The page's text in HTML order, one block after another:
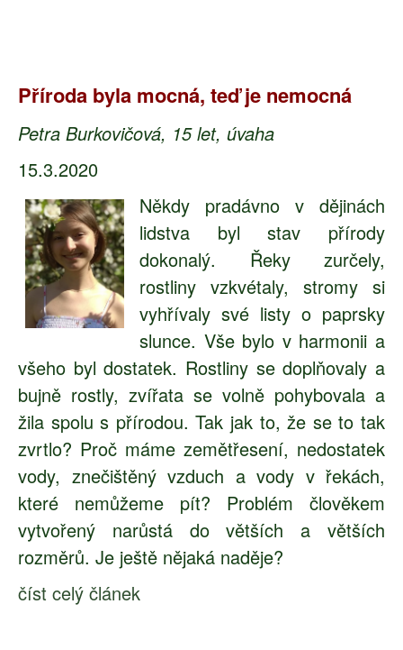
Příroda byla mocná, teď je nemocná
Petra Burkovičová, 15 let, úvaha
15.3.2020
Někdy pradávno v dějinách
lidstva byl stav přírody
dokonalý. Řeky zurčely,
rostliny vzkvétaly, stromy si
vyhřívaly své listy o paprsky
slunce. Vše bylo v harmonii a
všeho byl dostatek. Rostliny se doplňovaly a
bujně rostly, zvířata se volně pohybovala a
žila spolu s přírodou. Tak jak to, že se to tak
zvrtlo? Proč máme zemětřesení, nedostatek
vody, znečištěný vzduch a vody v řekách,
které nemůžeme pít? Problém člověkem
vytvořený narůstá do větších a větších
rozměrů. Je ještě nějaká naděje?
číst celý článek